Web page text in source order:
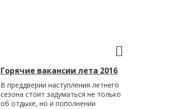
Горячие вакансии лета 2016
В преддверии наступления летнего
сезона стоит задуматься не только
об отдыхе, но и пополнении